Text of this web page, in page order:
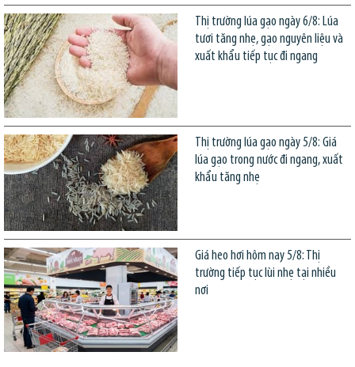
Thị trường lúa gạo ngày 6/8: Lúa
tươi tăng nhẹ, gạo nguyên liệu và
xuất khẩu tiếp tục đi ngang
Thị trường lúa gạo ngày 5/8: Giá
lúa gạo trong nước đi ngang, xuất
khẩu tăng nhẹ
Giá heo hơi hôm nay 5/8: Thị
trường tiếp tục lùi nhẹ tại nhiều
nơi